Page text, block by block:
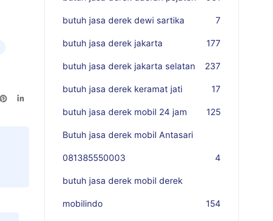
butuh jasa derek dewi sartika 7
butuh jasa derek jakarta 177
butuh jasa derek jakarta selatan 237
butuh jasa derek keramat jati 17
butuh jasa derek mobil 24 jam 125
Butuh jasa derek mobil Antasari
081385550003 4
butuh jasa derek mobil derek
mobilindo 154